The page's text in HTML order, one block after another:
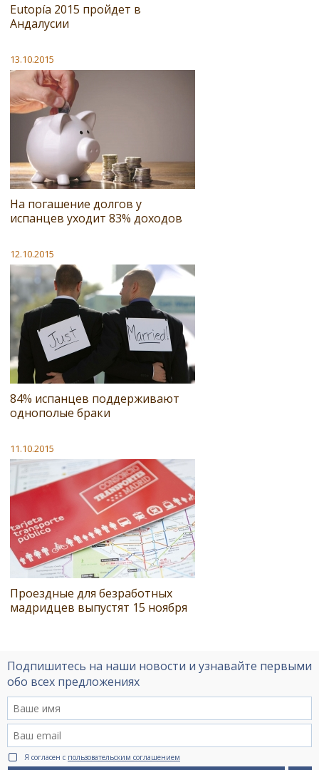
Eutopía 2015 пройдет в
Андалусии
13.10.2015
На погашение долгов у
испанцев уходит 83% доходов
12.10.2015
84% испанцев поддерживают
однополые браки
11.10.2015
Проездные для безработных
мадридцев выпустят 15 ноября
Подпишитесь на наши новости и узнавайте первыми
обо всех предложениях
Я согласен с пользовательским соглашением